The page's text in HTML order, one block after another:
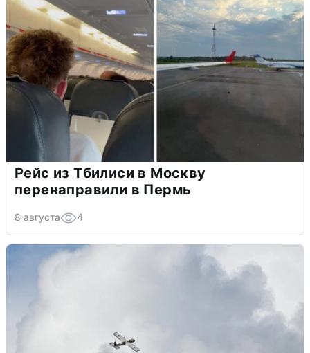
Рейс из Тбилиси в Москву
перенаправили в Пермь
8 августа 4